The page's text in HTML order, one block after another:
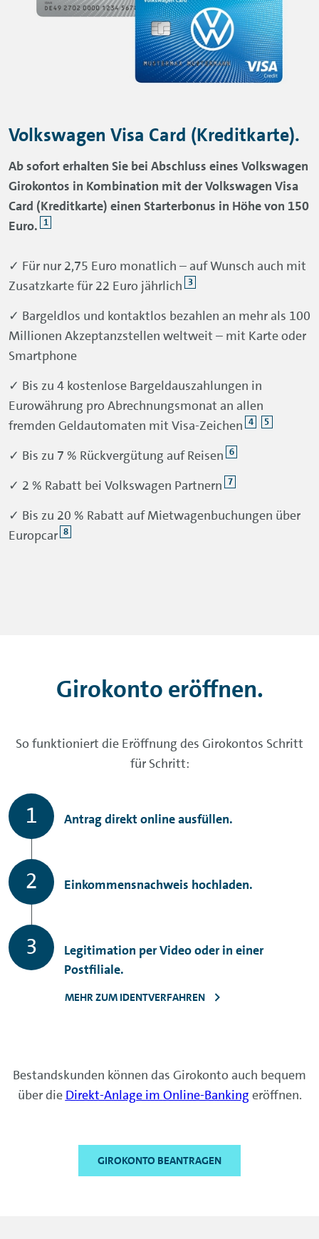
Volkswagen Visa Card (Kreditkarte).
Ab sofort erhalten Sie bei Abschluss eines Volkswagen
Girokontos in Kombination mit der Volkswagen Visa
Card (Kreditkarte) einen Starterbonus in Höhe von 150
Euro. 1
✓ Für nur 2,75 Euro monatlich – auf Wunsch auch mit
Zusatzkarte für 22 Euro jährlich 3
✓ Bargeldlos und kontaktlos bezahlen an mehr als 100
Millionen Akzeptanzstellen weltweit – mit Karte oder
Smartphone
✓ Bis zu 4 kostenlose Bargeldauszahlungen in
Eurowährung pro Abrechnungsmonat an allen
fremden Geldautomaten mit Visa-Zeichen 4 5
✓ Bis zu 7 % Rückvergütung auf Reisen 6
✓ 2 % Rabatt bei Volkswagen Partnern 7
✓ Bis zu 20 % Rabatt auf Mietwagenbuchungen über
Europcar 8
Girokonto eröffnen.
So funktioniert die Eröffnung des Girokontos Schritt
für Schritt:
Antrag direkt online ausfüllen.
Einkommensnachweis hochladen.
Legitimation per Video oder in einer
Postfiliale.
MEHR ZUM IDENTVERFAHREN
Bestandskunden können das Girokonto auch bequem
über die Direkt-Anlage im Online-Banking eröffnen.
GIROKONTO BEANTRAGEN